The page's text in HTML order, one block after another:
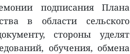
подписания Плана
в области сельского
стороны уделят
обучения, обмена